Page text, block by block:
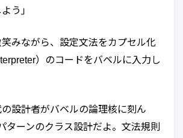
う」
みながら、設定文法をカプセル化
）のコードをバベルに入力し
の設計者がバベルの論理核に刻ん
ターンのクラス設計だよ。文法規則